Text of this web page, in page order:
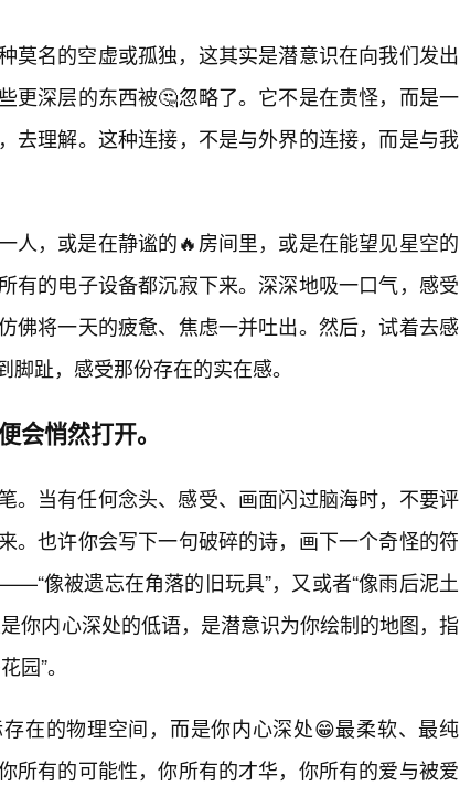
莫名的空虚或孤独，这其实是潜意识在向我们发出
更深层的东西被🤔忽略了。它不是在责怪，而是一
去理解。这种连接，不是与外界的连接，而是与我
人，或是在静谧的🔥房间里，或是在能望见星空的
有的电子设备都沉寂下来。深深地吸一口气，感受
佛将一天的疲惫、焦虑一并吐出。然后，试着去感
趾，感受那份存在的实在感。
会悄然打开。
。当有任何念头、感受、画面闪过脑海时，不要评
。也许你会写下一句破碎的诗，画下一个奇怪的符
像被遗忘在角落的旧玩具”，又或者“像雨后泥土
你内心深处的低语，是潜意识为你绘制的地图，指
园”。
在的物理空间，而是你内心深处😁最柔软、最纯
所有的可能性，你所有的才华，你所有的爱与被爱